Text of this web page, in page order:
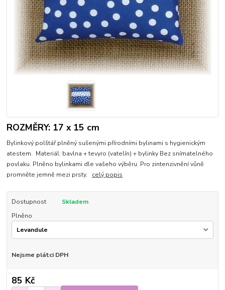
ROZMĚRY: 17 x 15 cm
Bylinkový polštář plněný sušenými přírodními bylinami s hygienickým
atestem. Materiál: bavlna + tevyro (vatelín) + bylinky Bez snímatelného
povlaku. Plněno bylinkami dle vašeho výběru. Pro zintenzivnění vůně
promněte jemně mezi prsty. celý popis
Dostupnost
Skladem
Plněno
Nejsme plátci DPH
85 Kč